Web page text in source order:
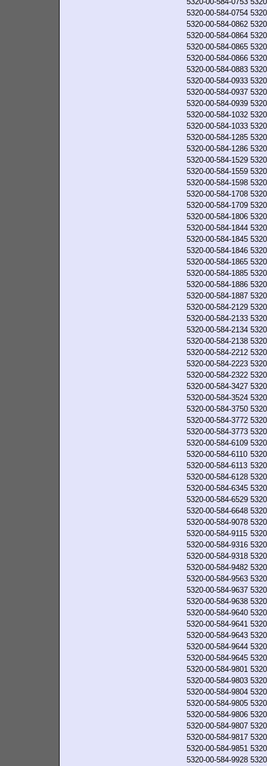
5320-00-584-0754
5320-00-584-0862
5320-00-584-0864
5320-00-584-0865
5320-00-584-0866
5320-00-584-0883
5320-00-584-0933
5320-00-584-0937
5320-00-584-0939
5320-00-584-1032
5320-00-584-1033
5320-00-584-1285
5320-00-584-1286
5320-00-584-1529
5320-00-584-1559
5320-00-584-1598
5320-00-584-1708
5320-00-584-1709
5320-00-584-1806
5320-00-584-1844
5320-00-584-1845
5320-00-584-1846
5320-00-584-1865
5320-00-584-1885
5320-00-584-1886
5320-00-584-1887
5320-00-584-2129
5320-00-584-2133
5320-00-584-2134
5320-00-584-2138
5320-00-584-2212
5320-00-584-2223
5320-00-584-2322
5320-00-584-3427
5320-00-584-3524
5320-00-584-3750
5320-00-584-3772
5320-00-584-3773
5320-00-584-6109
5320-00-584-6110
5320-00-584-6113
5320-00-584-6128
5320-00-584-6345
5320-00-584-6529
5320-00-584-6648
5320-00-584-9078
5320-00-584-9115
5320-00-584-9316
5320-00-584-9318
5320-00-584-9482
5320-00-584-9563
5320-00-584-9637
5320-00-584-9638
5320-00-584-9640
5320-00-584-9641
5320-00-584-9643
5320-00-584-9644
5320-00-584-9645
5320-00-584-9801
5320-00-584-9803
5320-00-584-9804
5320-00-584-9805
5320-00-584-9806
5320-00-584-9807
5320-00-584-9817
5320-00-584-9851
5320-00-584-9928